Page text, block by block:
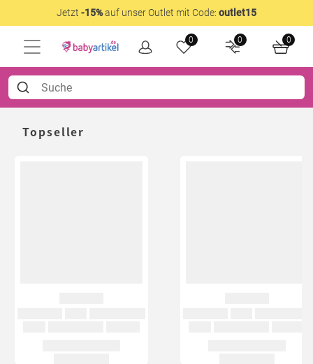
Jetzt -15%auf unser Outlet mit Code: outlet15
0 0 0
Topseller